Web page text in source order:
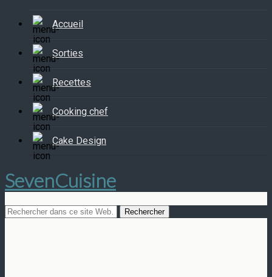
Accueil
Sorties
Recettes
Cooking chef
Cake Design
SevenCuisine